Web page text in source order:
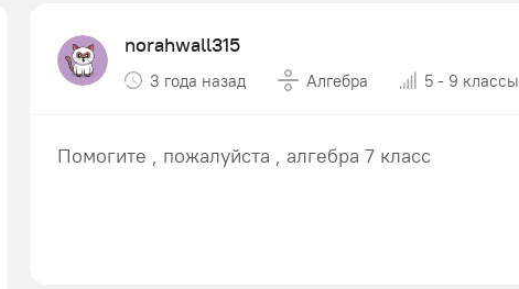
norahwall315
3 года назад Алгебра 5 - 9 классы
Помогите , пожалуйста , алгебра 7 класс